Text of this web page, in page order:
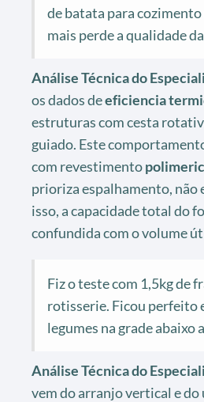
de batata para
mais perde a qualidade
Análise Técnica do
os dados deeficiencia
estruturas com cesta
guiado. Este
com revestimento
prioriza espalhamento,
isso, a capacidade total do
confundida com o volume
Fiz o teste com 1,5kg de
rotisserie. Ficou perfeito
legumes na grade abaixo
Análise Técnica do
vem do arranjo vertical e